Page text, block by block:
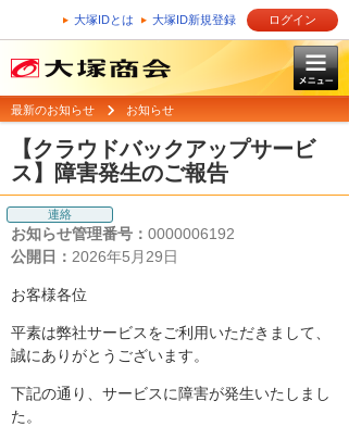
大塚IDとは 大塚ID新規登録 ログイン
最新のお知らせ お知らせ
【クラウドバックアップサービ
ス】障害発生のご報告
連絡
お知らせ管理番号： 0000006192
公開日： 2026年5月29日
お客様各位
平素は弊社サービスをご利用いただきまして、
誠にありがとうございます。
下記の通り、サービスに障害が発生いたしまし
た。